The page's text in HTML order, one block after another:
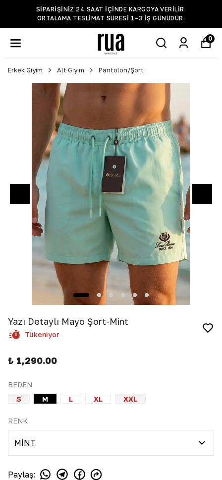
SIPARIŞINIZ 24 SAAT IÇINDE KARGOYA VERILIR.
ORTALAMA TESLIMAT SÜRESI 1–3 IŞ GÜNÜDÜR.
0
Erkek Giyim Alt Giyim Pantolon/Şort
Yazı Detaylı Mayo Şort-Mint
Tükeniyor
₺ 1,290.00
BEDEN
S
M L XL XXL
RENK
Paylaş: